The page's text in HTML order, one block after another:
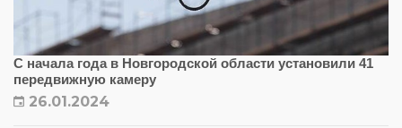
С начала года в Новгородской области установили 41
передвижную камеру
26.01.2024